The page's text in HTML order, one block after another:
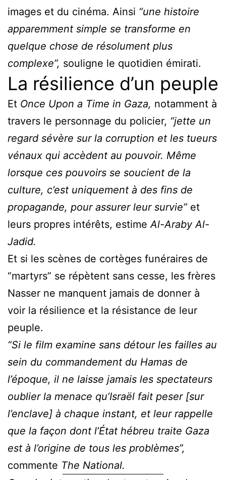
images et du cinéma. Ainsi “une histoire
apparemment simple se transforme en
quelque chose de résolument plus
complexe”, souligne le quotidien émirati.
La résilience d’un peuple
Et Once Upon a Time in Gaza, notamment à
travers le personnage du policier, “jette un
regard sévère sur la corruption et les tueurs
vénaux qui accèdent au pouvoir. Même
lorsque ces pouvoirs se soucient de la
culture, c’est uniquement à des fins de
propagande, pour assurer leur survie” et
leurs propres intérêts, estime Al-Araby Al-
Jadid.
Et si les scènes de cortèges funéraires de
“martyrs” se répètent sans cesse, les frères
Nasser ne manquent jamais de donner à
voir la résilience et la résistance de leur
peuple.
“Si le film examine sans détour les failles au
sein du commandement du Hamas de
l’époque, il ne laisse jamais les spectateurs
oublier la menace qu’Israël fait peser [sur
l’enclave] à chaque instant, et leur rappelle
que la façon dont l’État hébreu traite Gaza
est à l’origine de tous les problèmes”,
commente The National.